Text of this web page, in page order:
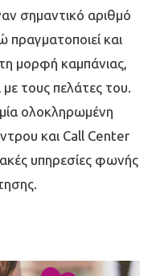
σημαντικό αριθμό
και
μορφή καμπάνιας,
τους πελάτες του.
μία ολοκληρωμένη
και Call Center
υπηρεσίες φωνής